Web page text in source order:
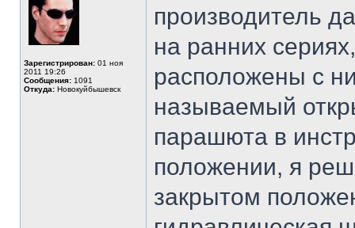
Зарегистрирован: 01 ноя
2011 19:26
Сообщения: 1091
Откуда: Новокуйбышевск
производитель
на ранних
расположены с
называемый
парашюта в
положении, я
закрытом